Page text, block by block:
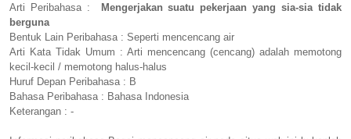
Arti Peribahasa :
Mengerjakan suatu pekerjaan yang sia-sia tidak
berguna
Bentuk Lain Peribahasa : Seperti mencencang air
Arti Kata Tidak Umum : Arti mencencang (cencang) adalah memotong
kecil-kecil / memotong halus-halus
Huruf Depan Peribahasa : B
Bahasa Peribahasa : Bahasa Indonesia
Keterangan : -